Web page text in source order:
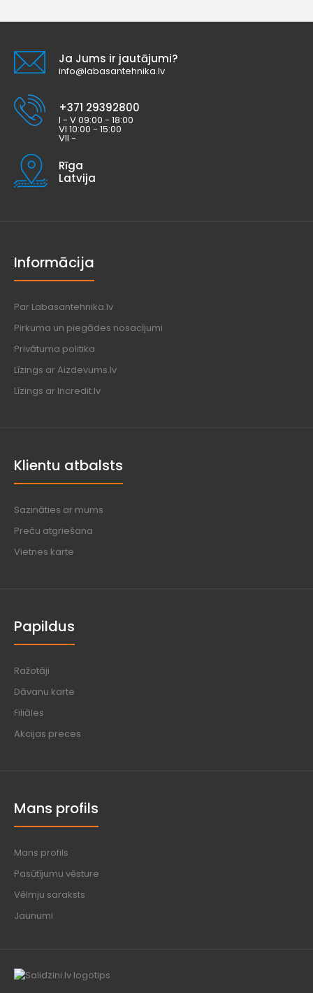
Ja Jums ir jautājumi?
info@labasantehnika.lv
+371 29392800
I - V 09:00 - 18:00
VI 10:00 - 15:00
VII -
Rīga
Latvija
Informācija
Par Labasantehnika.lv
Pirkuma un piegādes nosacījumi
Privātuma politika
Līzings ar Aizdevums.lv
Līzings ar Incredit.lv
Klientu atbalsts
Sazināties ar mums
Preču atgriešana
Vietnes karte
Papildus
Ražotāji
Dāvanu karte
Filiāles
Akcijas preces
Mans profils
Mans profils
Pasūtījumu vēsture
Vēlmju saraksts
Jaunumi